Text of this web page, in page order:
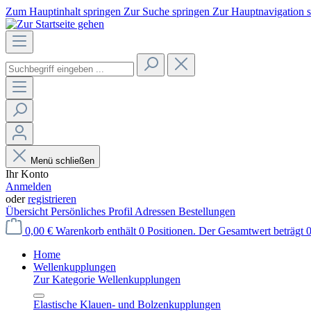
Zum Hauptinhalt springen Zur Suche springen Zur Hauptnavigation
Menü schließen
Ihr Konto
Anmelden
oderregistrieren
Übersicht Persönliches Profil Adressen Bestellungen
0,00 € Warenkorb enthält 0 Positionen. Der Gesamtwert beträgt
Home
Wellenkupplungen
Zur Kategorie Wellenkupplungen
Elastische Klauen- und Bolzenkupplungen